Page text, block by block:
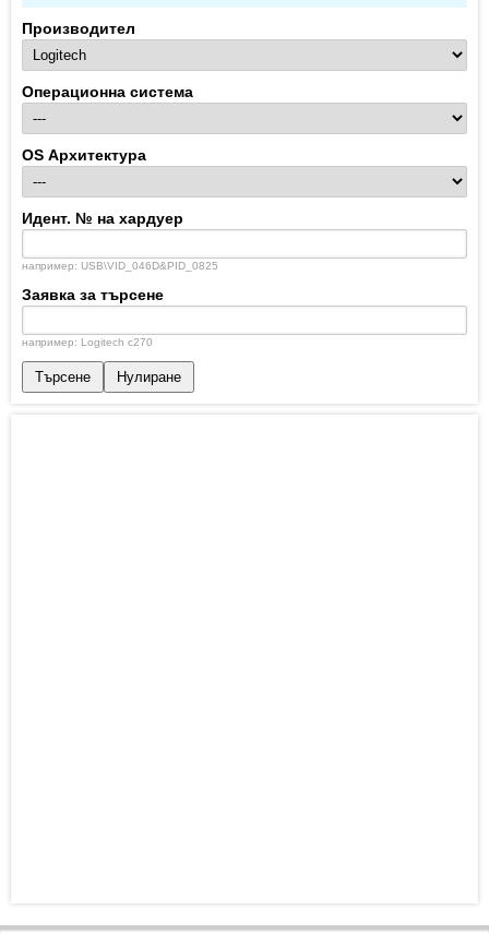
Производител
Операционна система
OS Архитектура
Идент. № на хардуер
например: USB\VID_046D&PID_0825
Заявка за търсене
например: Logitech c270
Търсене Нулиране